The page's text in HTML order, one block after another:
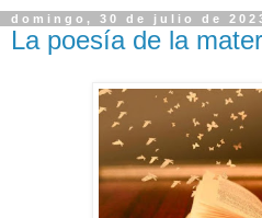
domingo, 30 de julio de
La poesía de la